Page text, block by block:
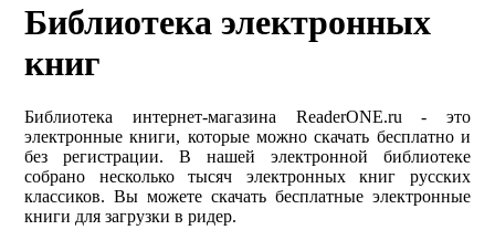
Библиотека электронных
книг
Библиотека интернет-магазина ReaderONE.ru - это
электронные книги, которые можно скачать бесплатно и
без регистрации. В нашей электронной библиотеке
собрано несколько тысяч электронных книг русских
классиков. Вы можете скачать бесплатные электронные
книги для загрузки в ридер.